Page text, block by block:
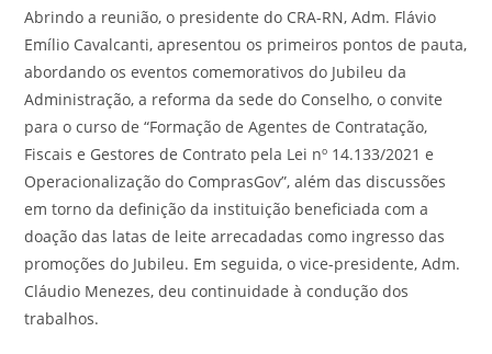
Abrindo a reunião, o presidente do CRA-RN, Adm. Flávio
Emílio Cavalcanti, apresentou os primeiros pontos de pauta,
abordando os eventos comemorativos do Jubileu da
Administração, a reforma da sede do Conselho, o convite
para o curso de “Formação de Agentes de Contratação,
Fiscais e Gestores de Contrato pela Lei nº 14.133/2021 e
Operacionalização do ComprasGov”, além das discussões
em torno da definição da instituição beneficiada com a
doação das latas de leite arrecadadas como ingresso das
promoções do Jubileu. Em seguida, o vice-presidente, Adm.
Cláudio Menezes, deu continuidade à condução dos
trabalhos.